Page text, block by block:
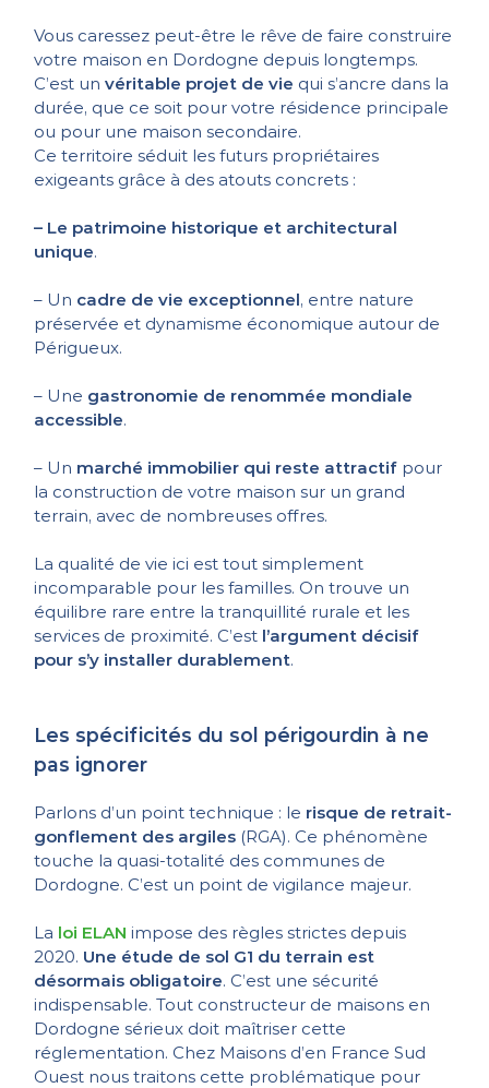
Vous caressez peut-être le rêve de faire construire
votre maison en Dordogne depuis longtemps.
C’est unvéritable projet de vie qui s’ancre dans la
durée, que ce soit pour votre résidence principale
ou pour une maison secondaire.
Ce territoire séduit les futurs propriétaires
exigeants grâce à des atouts concrets :
– Le patrimoine historique et architectural
unique.
– Un cadre de vie exceptionnel, entre nature
préservée et dynamisme économique autour de
Périgueux.
– Une gastronomie de renommée mondiale
accessible.
– Un marché immobilier qui reste attractif pour
la construction de votre maison sur un grand
terrain, avec de nombreuses offres.
La qualité de vie ici est tout simplement
incomparable pour les familles. On trouve un
équilibre rare entre la tranquillité rurale et les
services de proximité. C’est l’argument décisif
pour s’y installer durablement.
Les spécificités du sol périgourdin à ne
pas ignorer
Parlons d’un point technique : le risque de retrait-
gonflement des argiles (RGA). Ce phénomène
touche la quasi-totalité des communes de
Dordogne. C’est un point de vigilance majeur.
La loi ELAN impose des règles strictes depuis
2020. Une étude de sol G1 du terrain est
désormais obligatoire. C’est une sécurité
indispensable. Tout constructeur de maisons en
Dordogne sérieux doit maîtriser cette
réglementation. Chez Maisons d’en France Sud
Ouest nous traitons cette problématique pour